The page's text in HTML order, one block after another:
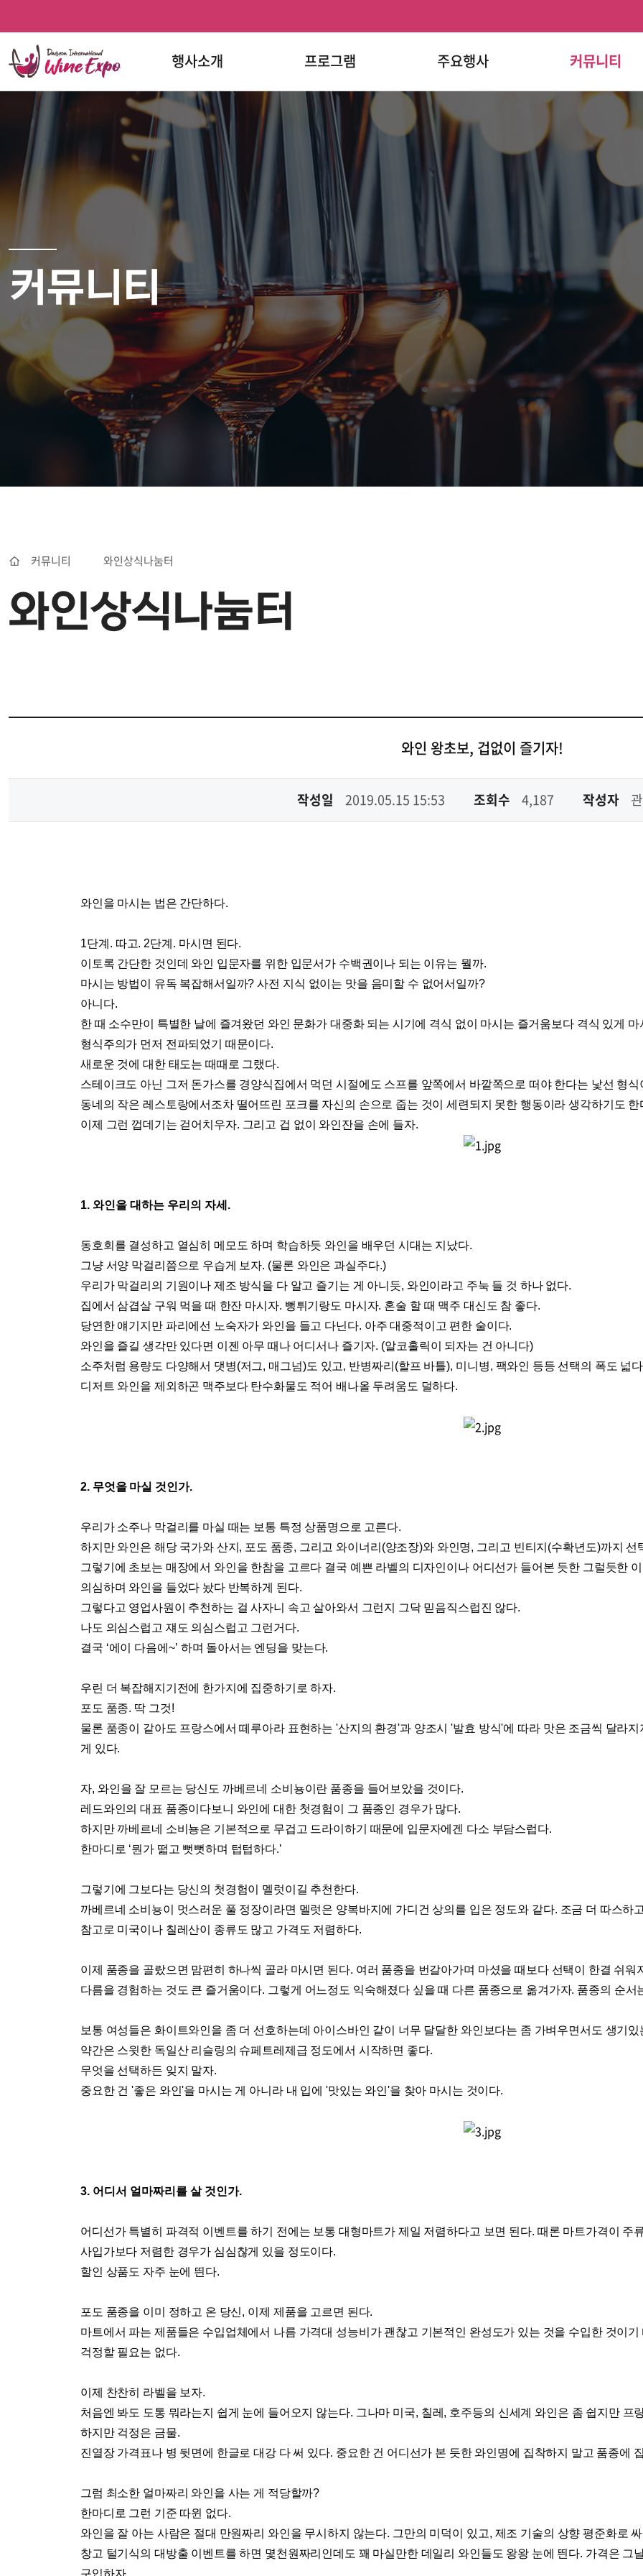
건너뛰기
행사소개 프로그램 주요행사 커뮤니티
커뮤니티
커뮤니티 와인상식나눔터
와인상식나눔터
와인 왕초보, 겁없이 즐기자!
작성일 2019.05.15 15:53 조회수 4,187 작성자
와인을 마시는 법은 간단하다.
1단계 . 따고. 2단계 . 마시면 된다.
이토록 간단한 것인데 와인 입문자를 위한 입문서가 수백권이나 되는 이유는 뭘까.
마시는 방법이 유독 복잡해서일까?사전 지식 없이는 맛을 음미할 수 없어서일까?
아니다.
한 때 소수만이 특별한 날에 즐겨왔던 와인 문화가 대중화 되는 시기에 격식 없이 마시는 즐거움보다 격식 있게
형식주의가 먼저 전파되었기 때문이다.
새로운 것에 대한 태도는 때때로 그랬다.
스테이크도 아닌 그저 돈가스를 경양식집에서 먹던 시절에도 스프를 앞쪽에서 바깥쪽으로 떠야 한다는 낯선 형
동네의 작은 레스토랑에서조차 떨어뜨린 포크를 자신의 손으로 줍는 것이 세련되지 못한 행동이라 생각하기도 한
이제 그런 껍데기는 걷어치우자. 그리고 겁 없이 와인잔을 손에 들자.
1. 와인을 대하는 우리의 자세 .
동호회를 결성하고 열심히 메모도 하며 학습하듯 와인을 배우던 시대는 지났다.
그냥 서양 막걸리쯤으로 우습게 보자. (물론 와인은 과실주다.)
우리가 막걸리의 기원이나 제조 방식을 다 알고 즐기는 게 아니듯, 와인이라고 주눅 들 것 하나 없다.
집에서 삼겹살 구워 먹을 때 한잔 마시자. 뻥튀기랑도 마시자. 혼술 할 때 맥주 대신도 참 좋다.
당연한 얘기지만 파리에선 노숙자가 와인을 들고 다닌다. 아주 대중적이고 편한 술이다.
와인을 즐길 생각만 있다면 이젠 아무 때나 어디서나 즐기자. (알코홀릭이 되자는 건 아니다)
소주처럼 용량도 다양해서 댓병(저그, 매그넘)도 있고, 반병짜리 (할프 바틀), 미니병, 팩와인 등등 선택의 폭도 넓다
디저트 와인을 제외하곤 맥주보다 탄수화물도 적어 배나올 두려움도 덜하다.
2. 무엇을 마실 것인가.
우리가 소주나 막걸리를 마실 때는 보통 특정 상품명으로 고른다.
하지만 와인은 해당 국가와 산지 , 포도 품종, 그리고 와이너리 (양조장)와 와인명, 그리고 빈티지 (수확년도)까지 선
그렇기에 초보는 매장에서 와인을 한참을 고르다 결국 예쁜 라벨의 디자인이나 어디선가 들어본 듯한 그럴듯한
의심하며 와인을 들었다 놨다 반복하게 된다.
그렇다고 영업사원이 추천하는 걸 사자니 속고 살아와서 그런지 그닥 믿음직스럽진 않다.
나도 의심스럽고 쟤도 의심스럽고 그런거다.
결국 ‘에이 다음에 ~’ 하며 돌아서는 엔딩을 맞는다.
우린 더 복잡해지기전에 한가지에 집중하기로 하자.
포도 품종. 딱 그것!
물론 품종이 같아도 프랑스에서 떼루아라 표현하는 '산지의 환경'과 양조시'발효 방식'에 따라 맛은 조금씩 달라
게 있다.
자, 와인을 잘 모르는 당신도 까베르네 소비뇽이란 품종을 들어보았을 것이다.
레드와인의 대표 품종이다보니 와인에 대한 첫경험이 그 품종인 경우가 많다.
하지만 까베르네 소비뇽은 기본적으로 무겁고 드라이하기 때문에 입문자에겐 다소 부담스럽다.
한마디로 ‘뭔가 떫고 뻣뻣하며 텁텁하다.’
그렇기에 그보다는 당신의 첫경험이 멜럿이길 추천한다.
까베르네 소비뇽이 멋스러운 풀 정장이라면 멜럿은 양복바지에 가디건 상의를 입은 정도와 같다. 조금 더 따스하
참고로 미국이나 칠레산이 종류도 많고 가격도 저렴하다.
이제 품종을 골랐으면 맘편히 하나씩 골라 마시면 된다. 여러 품종을 번갈아가며 마셨을 때보다 선택이 한결 쉬워
다름을 경험하는 것도 큰 즐거움이다. 그렇게 어느정도 익숙해졌다 싶을 때 다른 품종으로 옮겨가자. 품종의 순서
보통 여성들은 화이트와인을 좀 더 선호하는데 아이스바인 같이 너무 달달한 와인보다는 좀 가벼우면서도 생기
약간은 스윗한 독일산 리슬링의 슈페트레제급 정도에서 시작하면 좋다.
무엇을 선택하든 잊지 말자.
중요한 건'좋은 와인'을 마시는 게 아니라 내 입에 '맛있는 와인'을 찾아 마시는 것이다.
3. 어디서 얼마짜리를 살 것인가.
어디선가 특별히 파격적 이벤트를 하기 전에는 보통 대형마트가 제일 저렴하다고 보면 된다. 때론 마트가격이 주
사입가보다 저렴한 경우가 심심찮게 있을 정도이다.
할인 상품도 자주 눈에 띈다.
포도 품종을 이미 정하고 온 당신, 이제 제품을 고르면 된다.
마트에서 파는 제품들은 수입업체에서 나름 가격대 성능비가 괜찮고 기본적인 완성도가 있는 것을 수입한 것이
걱정할 필요는 없다.
이제 찬찬히 라벨을 보자.
처음엔 봐도 도통 뭐라는지 쉽게 눈에 들어오지 않는다. 그나마 미국, 칠레 , 호주등의 신세계 와인은 좀 쉽지만 프
하지만 걱정은 금물.
진열장 가격표나 병 뒷면에 한글로 대강 다 써 있다. 중요한 건 어디선가 본 듯한 와인명에 집착하지 말고 품종에
그럼 최소한 얼마짜리 와인을 사는 게 적당할까?
한마디로 그런 기준 따윈 없다.
와인을 잘 아는 사람은 절대 만원짜리 와인을 무시하지 않는다. 그만의 미덕이 있고, 제조 기술의 상향 평준화로
창고 털기식의 대방출 이벤트를 하면 몇천원짜리인데도 꽤 마실만한 데일리 와인들도 왕왕 눈에 띈다. 가격은 그
구입하자.
한눈에
보기
페이스북
인스타그램